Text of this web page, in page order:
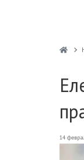
14